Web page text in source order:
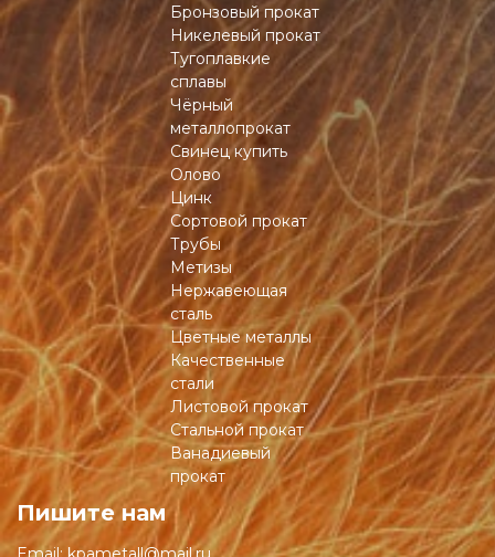
Бронзовый прокат
Никелевый прокат
Тугоплавкие
сплавы
Чёрный
металлопрокат
Свинец купить
Олово
Цинк
Сортовой прокат
Трубы
Метизы
Нержавеющая
сталь
Цветные металлы
Качественные
стали
Листовой прокат
Стальной прокат
Ванадиевый
прокат
Пишите нам